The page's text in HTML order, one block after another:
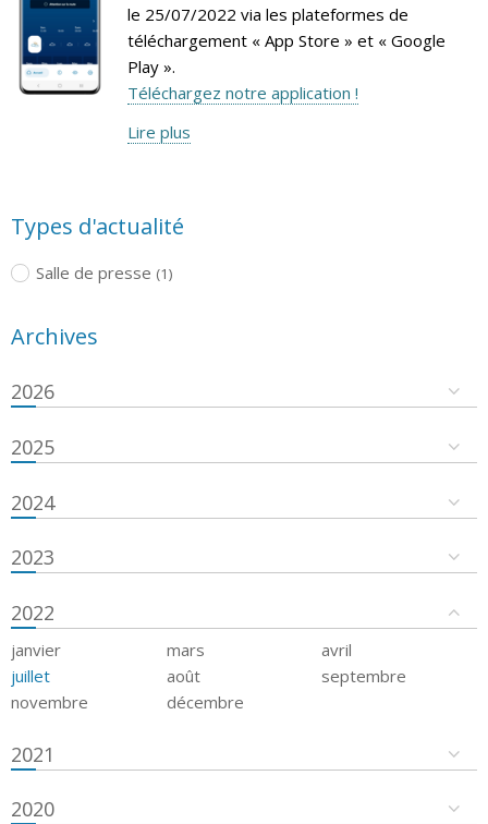
le 25/07/2022 via les plateformes de
téléchargement « App Store » et « Google
Play ».
Téléchargez notre application !
Lire plus
Types d'actualité
Salle de presse (1)
Archives
2026
2025
2024
2023
2022
janvier mars
avril
juillet
août
septembre
novembre
décembre
2021
2020